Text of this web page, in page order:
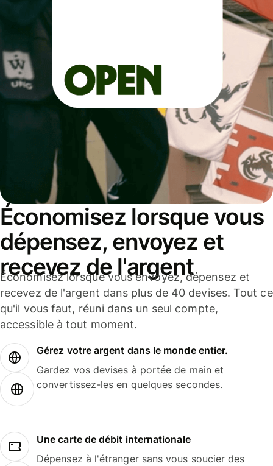
Économisez lorsque vous
dépensez, envoyez et
recevez de l'argent
Économisez lorsque vous envoyez, dépensez et
recevez de l'argent dans plus de 40 devises. Tout ce
qu'il vous faut, réuni dans un seul compte,
accessible à tout moment.
Gérez votre argent dans le monde entier.
Gardez vos devises à portée de main et
convertissez-les en quelques secondes.
Une carte de débit internationale
Dépensez à l'étranger sans vous soucier des